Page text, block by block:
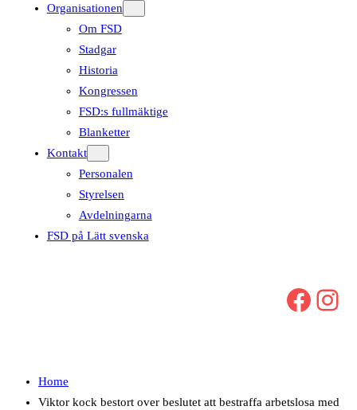
Organisationen
Om FSD
Stadgar
Historia
Kongressen
FSD:s fullmäktige
Blanketter
Kontakt
Personalen
Styrelsen
Avdelningarna
FSD på Lätt svenska
Facebook Instagram
Home
Viktor kock bestort over beslutet att bestraffa arbetslosa med